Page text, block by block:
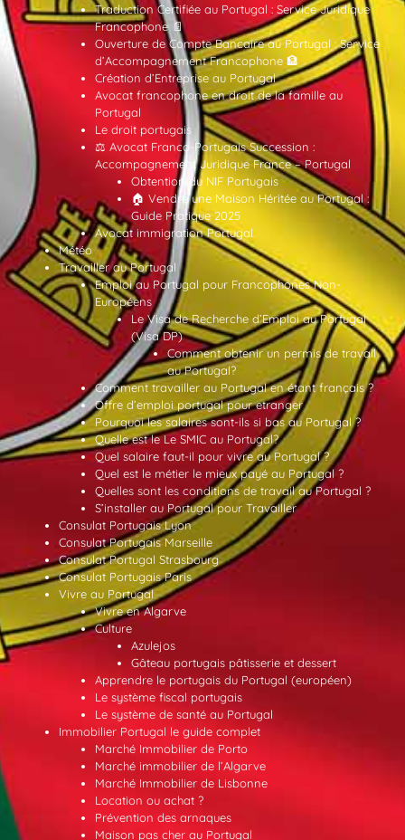
Traduction Certifiée au Portugal : Service Juridique
Francophone 📄
Ouverture de Compte Bancaire au Portugal : Service
d’Accompagnement Francophone 🏦
Création d’Entreprise au Portugal
Avocat francophone en droit de la famille au
Portugal
Le droit portugais
⚖️ Avocat Franco-Portugais Succession :
Accompagnement Juridique France – Portugal
Obtention du NIF Portugais
🏠 Vendre une Maison Héritée au Portugal :
Guide Pratique 2025
Avocat immigration Portugal
Météo
Travailler au Portugal
Emploi au Portugal pour Francophones Non-
Européens
Le Visa de Recherche d’Emploi au Portugal
(Visa DP)
Comment obtenir un permis de travail
au Portugal?
Comment travailler au Portugal en étant français ?
Offre d’emploi portugal pour etranger
Pourquoi les salaires sont-ils si bas au Portugal ?
Quelle est le Le SMIC au Portugal?
Quel salaire faut-il pour vivre au Portugal ?
Quel est le métier le mieux payé au Portugal ?
Quelles sont les conditions de travail au Portugal ?
S’installer au Portugal pour Travailler
Consulat Portugais Lyon
Consulat Portugais Marseille
Consulat Portugal Strasbourg
Consulat Portugais Paris
Vivre au Portugal
Vivre en Algarve
Culture
Azulejos
Gâteau portugais pâtisserie et dessert
Apprendre le portugais du Portugal (européen)
Le système fiscal portugais
Le système de santé au Portugal
Immobilier Portugal le guide complet
Marché Immobilier de Porto
Marché immobilier de l’Algarve
Marché Immobilier de Lisbonne
Location ou achat ?
Prévention des arnaques
Maison pas cher au Portugal